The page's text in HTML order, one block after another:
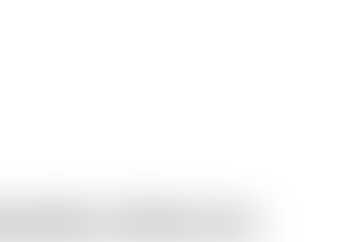
offrant une